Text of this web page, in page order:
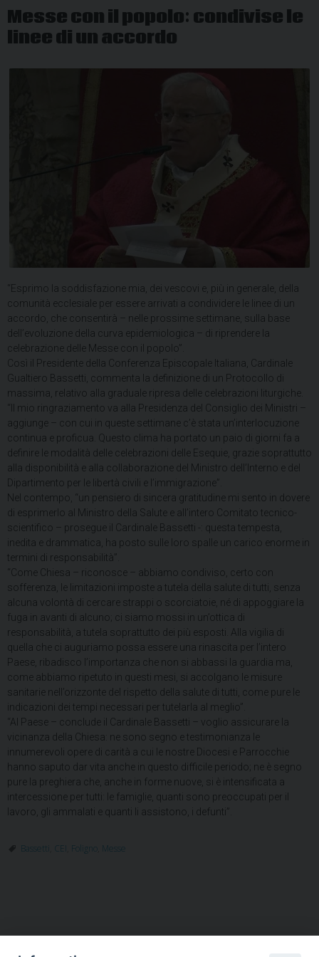
Messe con il popolo: condivise le
linee di un accordo
“Esprimo la soddisfazione mia, dei vescovi e, più in generale, della
comunità ecclesiale per essere arrivati a condividere le linee di un
accordo, che consentirà – nelle prossime settimane, sulla base
dell’evoluzione della curva epidemiologica – di riprendere la
celebrazione delle Messe con il popolo”.
Così il Presidente della Conferenza Episcopale Italiana, Cardinale
Gualtiero Bassetti, commenta la definizione di un Protocollo di
massima, relativo alla graduale ripresa delle celebrazioni liturgiche.
“Il mio ringraziamento va alla Presidenza del Consiglio dei Ministri –
aggiunge – con cui in queste settimane c’è stata un’interlocuzione
continua e proficua. Questo clima ha portato un paio di giorni fa a
definire le modalità delle celebrazioni delle Esequie, grazie soprattutto
alla disponibilità e alla collaborazione del Ministro dell’Interno e del
Dipartimento per le libertà civili e l’immigrazione”.
Nel contempo, “un pensiero di sincera gratitudine mi sento in dovere
di esprimerlo al Ministro della Salute e all’intero Comitato tecnico-
scientifico – prosegue il Cardinale Bassetti -: questa tempesta,
inedita e drammatica, ha posto sulle loro spalle un carico enorme in
termini di responsabilità”.
“Come Chiesa – riconosce – abbiamo condiviso, certo con
sofferenza, le limitazioni imposte a tutela della salute di tutti, senza
alcuna volontà di cercare strappi o scorciatoie, né di appoggiare la
fuga in avanti di alcuno; ci siamo mossi in un’ottica di
responsabilità, a tutela soprattutto dei più esposti. Alla vigilia di
quella che ci auguriamo possa essere una rinascita per l’intero
Paese, ribadisco l’importanza che non si abbassi la guardia ma,
come abbiamo ripetuto in questi mesi, si accolgano le misure
sanitarie nell’orizzonte del rispetto della salute di tutti, come pure le
indicazioni dei tempi necessari per tutelarla al meglio”.
“Al Paese – conclude il Cardinale Bassetti – voglio assicurare la
vicinanza della Chiesa: ne sono segno e testimonianza le
innumerevoli opere di carità a cui le nostre Diocesi e Parrocchie
hanno saputo dar vita anche in questo difficile periodo; ne è segno
pure la preghiera che, anche in forme nuove, si è intensificata a
intercessione per tutti: le famiglie, quanti sono preoccupati per il
lavoro, gli ammalati e quanti li assistono, i defunti”.
Bassetti CEI Foligno Messe